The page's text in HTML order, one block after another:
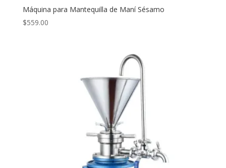
Máquina para Mantequilla de Maní Sésamo
$559.00